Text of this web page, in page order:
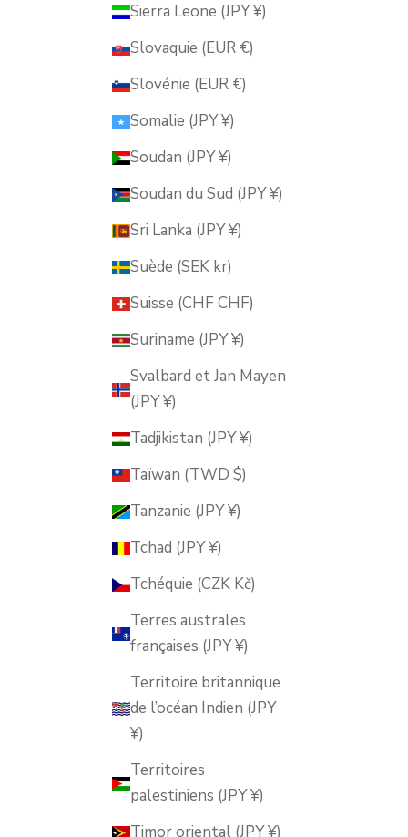
Sierra Leone (JPY ¥)
Slovaquie (EUR €)
Slovénie (EUR €)
Somalie (JPY ¥)
Soudan (JPY ¥)
Soudan du Sud (JPY ¥)
Sri Lanka (JPY ¥)
Suède (SEK kr)
Suisse (CHF CHF)
Suriname (JPY ¥)
Svalbard et Jan Mayen
(JPY ¥)
Tadjikistan (JPY ¥)
Taïwan (TWD $)
Tanzanie (JPY ¥)
Tchad (JPY ¥)
Tchéquie (CZK Kč)
Terres australes
françaises (JPY ¥)
Territoire britannique
de l’océan Indien (JPY
¥)
Territoires
palestiniens (JPY ¥)
Timor oriental (JPY ¥)